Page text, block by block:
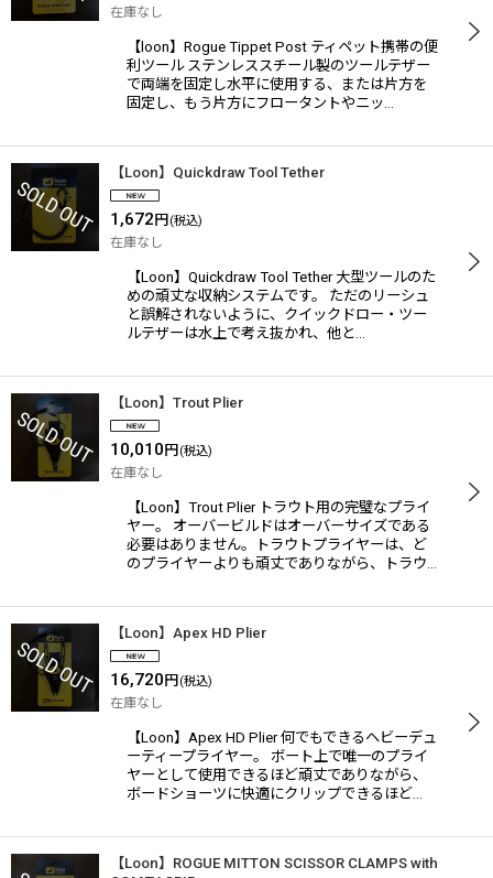
在庫なし
【loon】Rogue Tippet Post ティペット携帯の便
利ツール ステンレススチール製のツールテザー
で両端を固定し水平に使用する、または片方を
固定し、もう片方にフロータントやニッ…
【Loon】Quickdraw Tool Tether
1,672 円 (税込)
在庫なし
【Loon】Quickdraw Tool Tether 大型ツールのた
めの頑丈な収納システムです。 ただのリーシュ
と誤解されないように、クイックドロー・ツー
ルテザーは水上で考え抜かれ、他と…
【Loon】Trout Plier
10,010 円 (税込)
在庫なし
【Loon】Trout Plier トラウト用の完璧なプライ
ヤー。 オーバービルドはオーバーサイズである
必要はありません。トラウトプライヤーは、ど
のプライヤーよりも頑丈でありながら、トラウ…
【Loon】Apex HD Plier
16,720 円 (税込)
在庫なし
【Loon】Apex HD Plier 何でもできるヘビーデュ
ーティープライヤー。 ボート上で唯一のプライ
ヤーとして使用できるほど頑丈でありながら、
ボードショーツに快適にクリップできるほど…
【Loon】ROGUE MITTON SCISSOR CLAMPS with